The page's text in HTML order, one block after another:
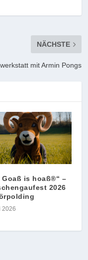
NÄCHSTE
mit Armin Pongs
Goaß is hoaß®“ –
2026
2026